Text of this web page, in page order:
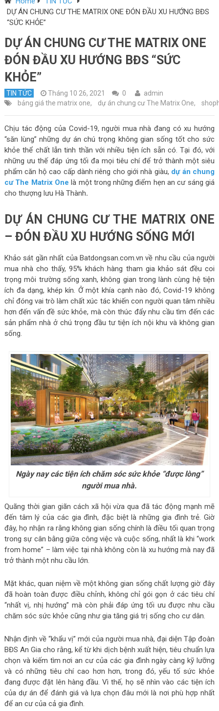
DỰ ÁN CHUNG CƯ THE MATRIX ONE ĐÓN ĐẦU XU HƯỚNG BĐS
“SỨC KHỎE”
DỰ ÁN CHUNG CƯ THE MATRIX ONE
ĐÓN ĐẦU XU HƯỚNG BĐS “SỨC
KHỎE”
TIN TỨC Tháng 10 26, 2021 0
admin
bảng giá the matrix one, dự án chung cư The Matrix One,
Chịu tác động của Covid-19, người mua nhà đang có xu hướng
“săn lùng” những dự án chú trọng không gian sống tốt cho sức
khỏe thể chất lẫn tinh thần với nhiều tiện ích sẵn có. Tại đó, với
những ưu thế đáp ứng tối đa mọi tiêu chí để trở thành một siêu
phẩm căn hộ cao cấp dành riêng cho giới nhà giàu, dự án chung
cư The Matrix One là một trong những điểm hẹn an cư sáng giá
cho thượng lưu Hà Thành.
DỰ ÁN CHUNG CƯ THE MATRIX ONE
– ĐÓN ĐẦU XU HƯỚNG SỐNG MỚI
Khảo sát gần nhất của Batdongsan.com.vn về nhu cầu của người
mua nhà cho thấy, 95% khách hàng tham gia khảo sát đều coi
trọng môi trường sống xanh, không gian trong lành cùng hệ tiện
ích đa dạng, khép kín. Ở một khía cạnh nào đó, Covid-19 không
chỉ đóng vai trò làm chất xúc tác khiến con người quan tâm nhiều
hơn đến vấn đề sức khỏe, mà còn thúc đẩy nhu cầu tìm đến các
sản phẩm nhà ở chú trọng đầu tư tiện ích nội khu và không gian
sống.
Ngày nay các tiện ích chăm sóc sức khỏe “được lòng”
người mua nhà.
Quãng thời gian giãn cách xã hội vừa qua đã tác động mạnh mẽ
đến tâm lý của các gia đình, đặc biệt là những gia đình trẻ. Giờ
đây, họ nhận ra rằng không gian sống chính là điều tối quan trọng
trong sự cân bằng giữa công việc và cuộc sống, nhất là khi “work
from home” – làm việc tại nhà không còn là xu hướng mà nay đã
trở thành một nhu cầu lớn.
Mặt khác, quan niệm về một không gian sống chất lượng giờ đây
đã hoàn toàn được điều chỉnh, không chỉ gói gọn ở các tiêu chí
“nhất vị, nhị hướng” mà còn phải đáp ứng tối ưu được nhu cầu
chăm sóc sức khỏe cũng như gia tăng giá trị sống cho cư dân.
Nhận định về “khẩu vị” mới của người mua nhà, đại diện Tập đoàn
BĐS An Gia cho rằng, kể từ khi dịch bệnh xuất hiện, tiêu chuẩn lựa
chọn và kiếm tìm nơi an cư của các gia đình ngày càng kỹ lưỡng
và có những tiêu chí cao hơn hơn, trong đó, yếu tố sức khỏe
đang được đặt lên hàng đầu. Vì thế, họ sẽ nhìn vào các tiện ích
của dự án để đánh giá và lựa chọn đâu mới là nơi phù hợp nhất
để an cư của cả gia đình.